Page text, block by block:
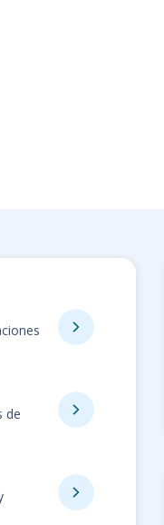
de